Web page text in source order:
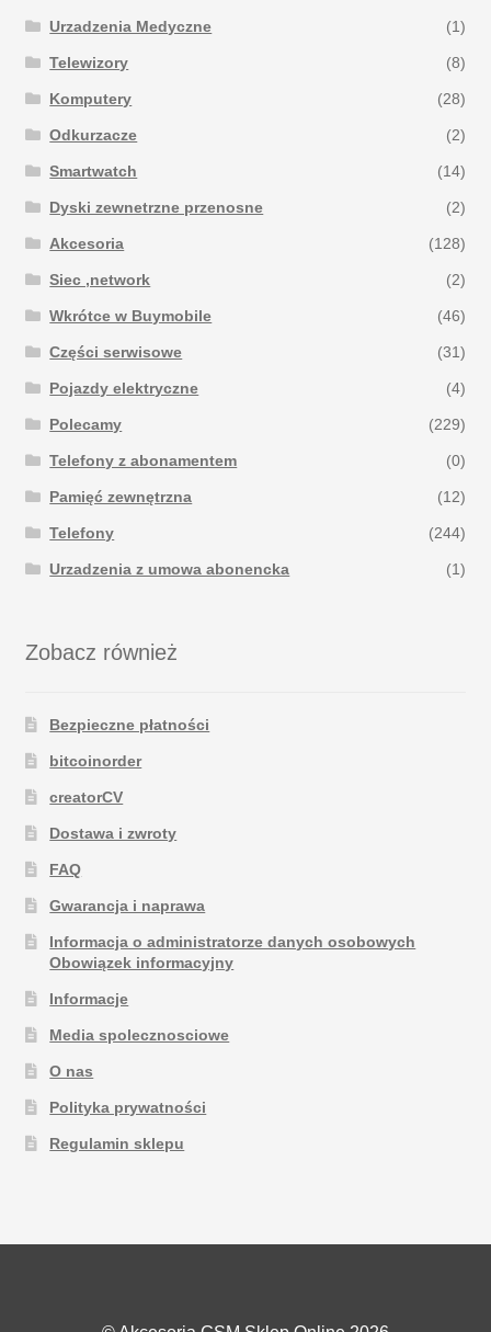
Urzadzenia Medyczne (1)
Telewizory (8)
Komputery (28)
Odkurzacze (2)
Smartwatch (14)
Dyski zewnetrzne przenosne (2)
Akcesoria (128)
Siec ,network (2)
Wkrótce w Buymobile (46)
Części serwisowe (31)
Pojazdy elektryczne (4)
Polecamy (229)
Telefony z abonamentem (0)
Pamięć zewnętrzna (12)
Telefony (244)
Urzadzenia z umowa abonencka (1)
Zobacz również
Bezpieczne płatności
bitcoinorder
creatorCV
Dostawa i zwroty
FAQ
Gwarancja i naprawa
Informacja o administratorze danych osobowych
Obowiązek informacyjny
Informacje
Media spolecznosciowe
O nas
Polityka prywatności
Regulamin sklepu